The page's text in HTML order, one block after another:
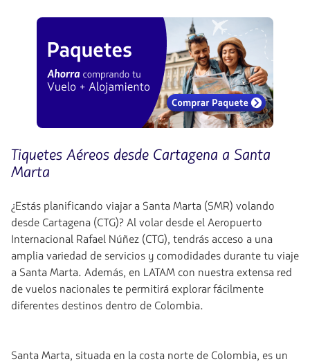
Tiquetes Aéreos desde Cartagena a Santa
Marta
¿Estás planificando viajar a Santa Marta (SMR) volando
desde Cartagena (CTG)? Al volar desde el Aeropuerto
Internacional Rafael Núñez (CTG), tendrás acceso a una
amplia variedad de servicios y comodidades durante tu viaje
a Santa Marta. Además, en LATAM con nuestra extensa red
de vuelos nacionales te permitirá explorar fácilmente
diferentes destinos dentro de Colombia.
Santa Marta, situada en la costa norte de Colombia, es un